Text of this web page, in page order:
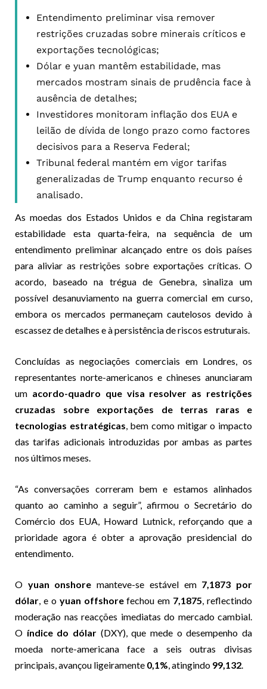
Entendimento preliminar visa remover
restrições cruzadas sobre minerais críticos e
exportações tecnológicas;
Dólar e yuan mantêm estabilidade, mas
mercados mostram sinais de prudência face à
ausência de detalhes;
Investidores monitoram inflação dos EUA e
leilão de dívida de longo prazo como factores
decisivos para a Reserva Federal;
Tribunal federal mantém em vigor tarifas
generalizadas de Trump enquanto recurso é
analisado.
As moedas dos Estados Unidos e da China registaram
estabilidade esta quarta-feira, na sequência de um
entendimento preliminar alcançado entre os dois países
para aliviar as restrições sobre exportações críticas. O
acordo, baseado na trégua de Genebra, sinaliza um
possível desanuviamento na guerra comercial em curso,
embora os mercados permaneçam cautelosos devido à
escassez de detalhes e à persistência de riscos estruturais.
Concluídas as negociações comerciais em Londres, os
representantes norte-americanos e chineses anunciaram
um acordo-quadro que visa resolver as restrições
cruzadas sobre exportações de terras raras e
tecnologias estratégicas, bem como mitigar o impacto
das tarifas adicionais introduzidas por ambas as partes
nos últimos meses.
“As conversações correram bem e estamos alinhados
quanto ao caminho a seguir”, afirmou o Secretário do
Comércio dos EUA, Howard Lutnick, reforçando que a
prioridade agora é obter a aprovação presidencial do
entendimento.
O yuan onshore manteve-se estável em 7,1873 por
dólar, e o yuan offshorefechou em 7,1875, reflectindo
moderação nas reacções imediatas do mercado cambial.
O índice do dólar (DXY), que mede o desempenho da
moeda norte-americana face a seis outras divisas
principais, avançou ligeiramente 0,1%, atingindo 99,132.